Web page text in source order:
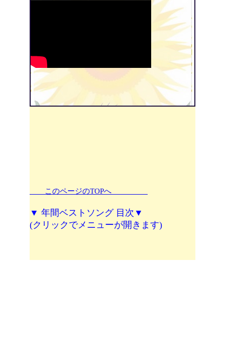
このページのTOPへ
▼ 年間ベストソング 目次▼
(クリックでメニューが開きます)